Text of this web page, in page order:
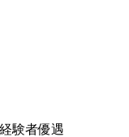
験者優遇